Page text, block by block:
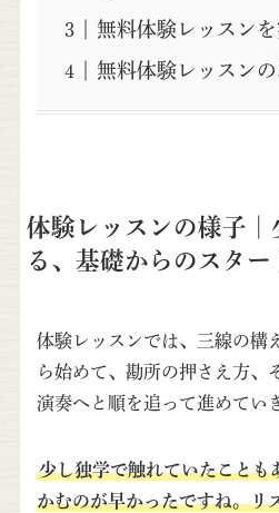
無料体験レッスン
無料体験レッスン
体験レッスンの様子｜
る、基礎からのスター
体験レッスンでは、三線の構
ら始めて、勘所の押さえ方、
演奏へと順を追って進めてい
少し独学で触れていたことも
かむのが早かったですね。リ